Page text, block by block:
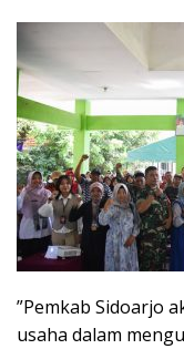
”Pemkab Sidoarjo
usaha dalam